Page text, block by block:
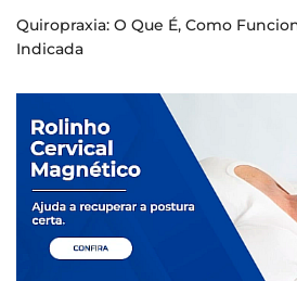
Quiropraxia: O Que É, Como
Indicada